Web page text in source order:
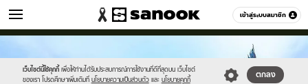
เข้าสู่ระบบสมาชิก
เที่ยว-กิน หมวดอื่นๆ
เว็บไซต์นี้ใช้คุกกี้ เพื่อให้ท่านได้รับประสบการณ์การใช้งานที่ดีที่สุดบน เว็บไซต์
ของเรา โปรดศึกษาเพิ่มเติมที่ นโยบายความเป็นส่วนตัว และ นโยบายคุกกี้
ตกลง
new-
sanook.png
//s.isanook.com/tr/0/ud/282/1414337/